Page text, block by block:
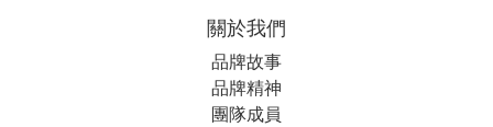
關於我們
品牌故事
品牌精神
團隊成員